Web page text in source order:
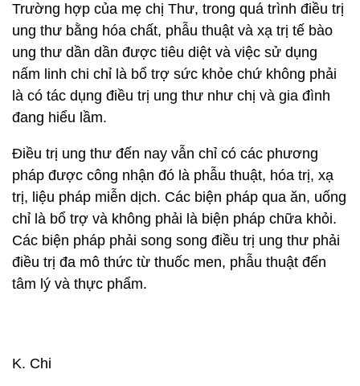
Trường hợp của mẹ chị Thư, trong quá trình điều trị
ung thư bằng hóa chất, phẫu thuật và xạ trị tế bào
ung thư dần dần được tiêu diệt và việc sử dụng
nấm linh chi chỉ là bổ trợ sức khỏe chứ không phải
là có tác dụng điều trị ung thư như chị và gia đình
đang hiểu lầm.
Điều trị ung thư đến nay vẫn chỉ có các phương
pháp được công nhận đó là phẫu thuật, hóa trị, xạ
trị, liệu pháp miễn dịch. Các biện pháp qua ăn, uống
chỉ là bổ trợ và không phải là biện pháp chữa khỏi.
Các biện pháp phải song song điều trị ung thư phải
điều trị đa mô thức từ thuốc men, phẫu thuật đến
tâm lý và thực phẩm.
K. Chi